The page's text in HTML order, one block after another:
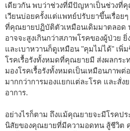
เดียวกัน พบว่าช่วงที่มีปัญหาเป็นช่วงที่
เวียนบ่อยครั้งแต่แพทย์ปรับยาขึ้นเรื่อย
ที่คุณยายปฏิบัติตัวเหมือนเดิมมาตลอด
อาจจะสูงเกินกว่าสภาพโรคของผู้ป่วย ยิ่
และเบาหวานก็ดูเหมือน "คุมไม่ได้" เพิ่
โรคเรื้อรังทั้งหมดที่คุณยายมี ส่งผลกระ
มองโรคเรื้อรังทั้งหมดเป็นเหมือนภาพต่
มากกว่าการมองแยกแต่ละโรค และสั่ง
อาการ.
อย่างไรก็ตาม ถึงแม้คุณยายจะมีโรคป
นิสัยของคุณยายที่มีความอดทน สู้ชีวิต